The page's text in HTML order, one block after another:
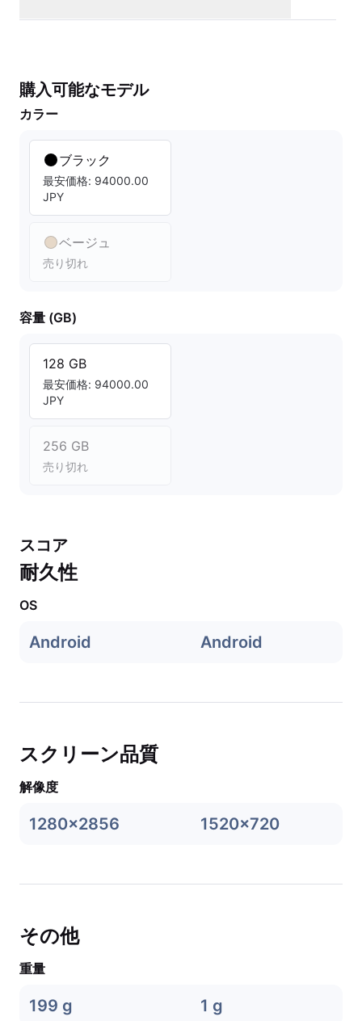
購入可能なモデル
カラー
ブラック
最安価格: 94000.00
JPY
ベージュ
売り切れ
容量 (GB)
128 GB
最安価格: 94000.00
JPY
256 GB
売り切れ
スコア
耐久性
OS
Android Android
スクリーン品質
解像度
1280x2856 1520x720
その他
重量
199 g 1 g